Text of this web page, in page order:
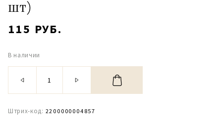
шт)
115 РУБ.
В наличии
Штрих-код: 2200000004857